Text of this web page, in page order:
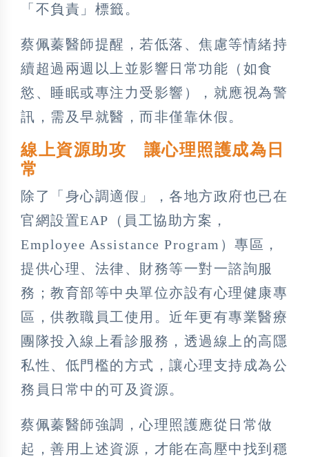
「不負責」標籤。
蔡佩蓁醫師提醒，若低落、焦慮等情緒持
續超過兩週以上並影響日常功能（如食
慾、睡眠或專注力受影響），就應視為警
訊，需及早就醫，而非僅靠休假。
線上資源助攻 讓心理照護成為日
常
除了「身心調適假」，各地方政府也已在
官網設置EAP（員工協助方案，
Employee Assistance Program）專區，
提供心理、法律、財務等一對一諮詢服
務；教育部等中央單位亦設有心理健康專
區，供教職員工使用。近年更有專業醫療
團隊投入線上看診服務，透過線上的高隱
私性、低門檻的方式，讓心理支持成為公
務員日常中的可及資源。
蔡佩蓁醫師強調，心理照護應從日常做
起，善用上述資源，才能在高壓中找到穩